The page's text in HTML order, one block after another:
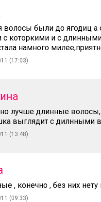
волосы были до ягодиц а
с которкими и с
намного
(17:03)
лучше длинные волосы,
выглядит с дилнными
(13:48)
, конечно , без них
(09:33)